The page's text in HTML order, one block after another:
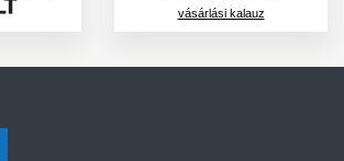
vásárlási kalauz